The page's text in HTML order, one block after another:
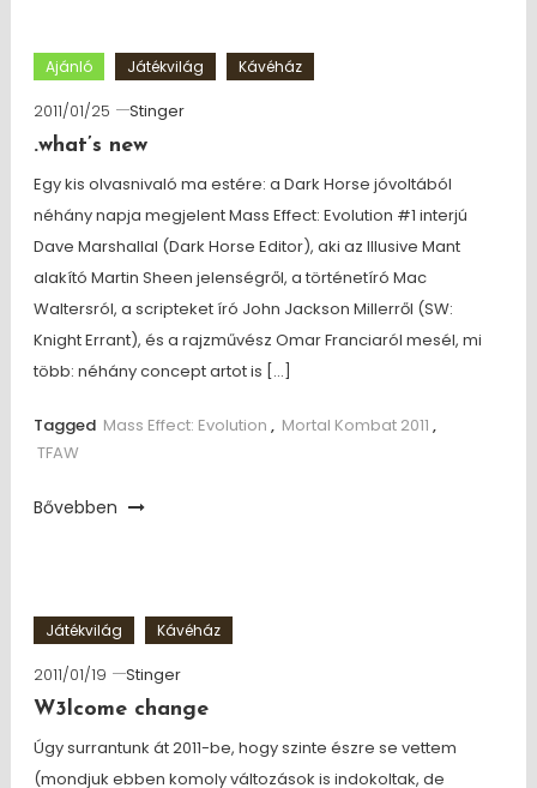
Ajánló Játékvilág Kávéház
2011/01/25
Stinger
.what’s new
Egy kis olvasnivaló ma estére: a Dark Horse jóvoltából
néhány napja megjelent Mass Effect: Evolution #1 interjú
Dave Marshallal (Dark Horse Editor), aki az Illusive Mant
alakító Martin Sheen jelenségről, a történetíró Mac
Waltersról, a scripteket író John Jackson Millerről (SW:
Knight Errant), és a rajzművész Omar Franciaról mesél, mi
több: néhány concept artot is […]
Tagged Mass Effect: Evolution , Mortal Kombat 2011 ,
TFAW
Bővebben
Játékvilág Kávéház
2011/01/19
Stinger
W3lcome change
Úgy surrantunk át 2011-be, hogy szinte észre se vettem
(mondjuk ebben komoly változások is indokoltak, de